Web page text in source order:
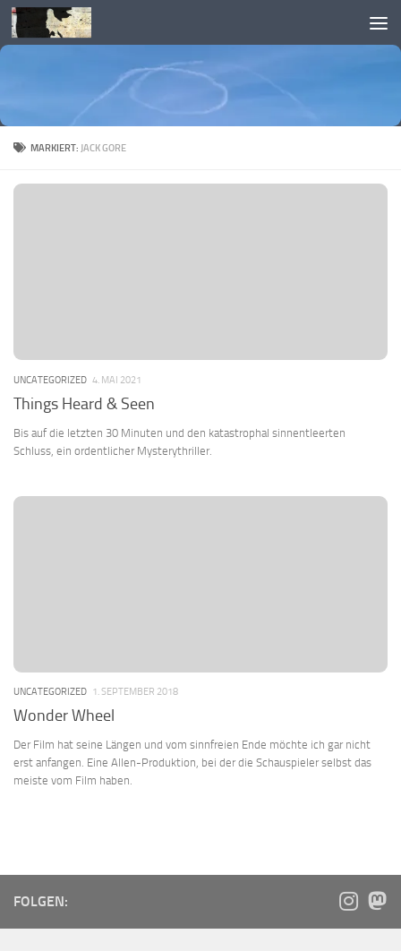
Skip to content
MARKIERT: JACK GORE
UNCATEGORIZED 4. MAI 2021
Things Heard & Seen
Bis auf die letzten 30 Minuten und den katastrophal sinnentleerten
Schluss, ein ordentlicher Mysterythriller.
UNCATEGORIZED 1. SEPTEMBER 2018
Wonder Wheel
Der Film hat seine Längen und vom sinnfreien Ende möchte ich gar nicht
erst anfangen. Eine Allen-Produktion, bei der die Schauspieler selbst das
meiste vom Film haben.
FOLGEN: